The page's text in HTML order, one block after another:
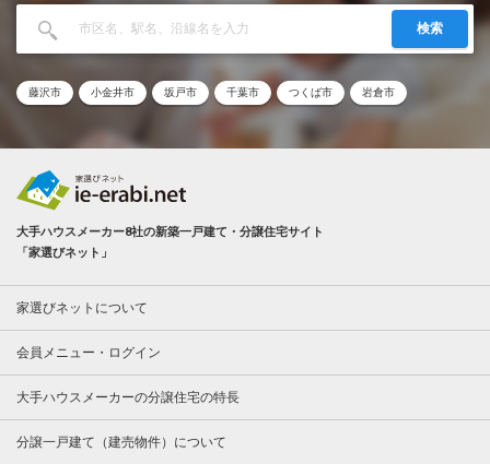
検索
藤沢市 小金井市 坂戸市 千葉市 つくば市 岩倉市
大手ハウスメーカー8社の新築一戸建て・分譲住宅サイト
「家選びネット」
家選びネットについて
会員メニュー・ログイン
大手ハウスメーカーの分譲住宅の特長
分譲一戸建て（建売物件）について